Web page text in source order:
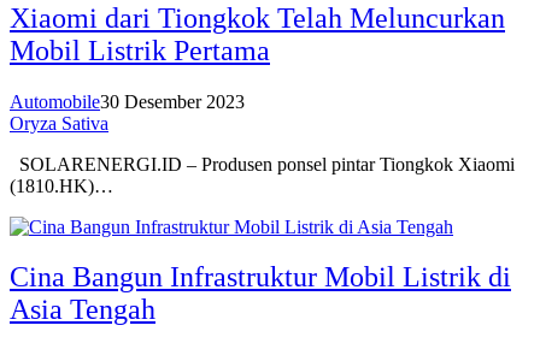
Xiaomi dari Tiongkok Telah Meluncurkan
Mobil Listrik Pertama
Automobile30 Desember 2023
Oryza Sativa
SOLARENERGI.ID – Produsen ponsel pintar Tiongkok Xiaomi
(1810.HK)…
Cina Bangun Infrastruktur Mobil Listrik di
Asia Tengah